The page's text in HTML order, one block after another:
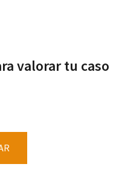
valorar tu caso